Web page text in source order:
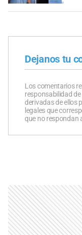
Dejanos tu
Los comentarios
responsabilidad
derivadas de ellos
legales que
que no respondan